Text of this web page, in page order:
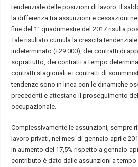
tendenziale delle posizioni di lavoro. Il
la differenza tra assunzioni e cessazioni
fine del 1° quadrimestre del 2017 risulta
Tale risultato cumula la crescita
indeterminato (+29.000), dei contratti di
soprattutto, dei contratti a tempo
contratti stagionali e i contratti di
tendenze sono in linea con le dinamiche
precedenti e attestano il proseguimento
occupazionale.
Complessivamente le assunzioni, sempre
lavoro privati, nei mesi di gennaio-aprile
in aumento del 17,5% rispetto a gennaio-
contributo è dato dalle assunzioni a tempo